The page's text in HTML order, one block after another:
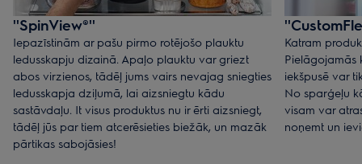
''SpinView®''
Iepazīstinām ar pašu pirmo rotējošo plauktu
ledusskapju dizainā. Apaļo plauktu var griezt
abos virzienos, tādēļ jums vairs nevajag sniegties
ledusskapja dziļumā, lai aizsniegtu kādu
sastāvdaļu. It visus produktus nu ir ērti aizsniegt,
tādēļ jūs par tiem atcerēsieties biežāk, un mazāk
pārtikas sabojāsies!
Katram
Pielāgojamās
iekšpusē var
No sparģeļu
visam var
noņemt un